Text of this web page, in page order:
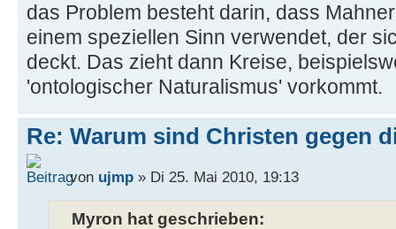
das Problem besteht darin, dass
einem speziellen Sinn verwendet, der
deckt. Das zieht dann Kreise,
'ontologischer Naturalismus' vorkommt.
Re: Warum sind Christen gegen
von ujmp » Di 25. Mai 2010, 19:13
Myron hat geschrieben: